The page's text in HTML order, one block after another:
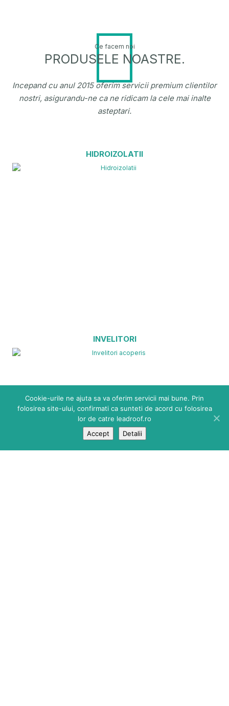
Ce facem noi
PRODUSELE NOASTRE.
Incepand cu anul 2015 oferim servicii premium clientilor
nostri, asigurandu-ne ca ne ridicam la cele mai inalte
asteptari.
HIDROIZOLATII
INVELITORI
Cookie-urile ne ajuta sa va oferim servicii mai bune. Prin
folosirea site-ului, confirmati ca sunteti de acord cu folosirea
lor de catre leadroof.ro
Accept
Detalii